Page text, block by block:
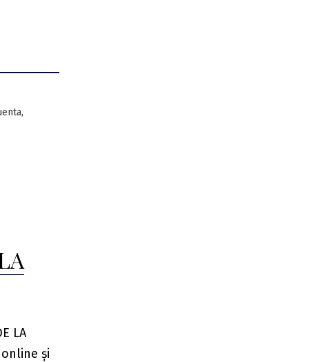
,
LA
și